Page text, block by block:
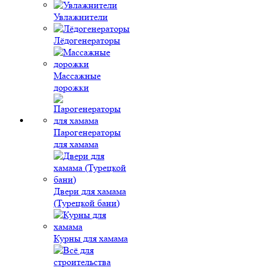
Увлажнители
Лёдогенераторы
Массажные
дорожки
Парогенераторы
для хамама
Двери для хамама
(Турецкой бани)
Курны для хамама